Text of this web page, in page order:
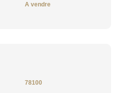
A vendre
78100